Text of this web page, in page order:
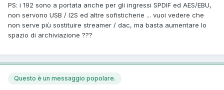
PS: i 192 sono a portata anche per gli ingressi SPDIF ed AES/EBU,
non servono USB / I2S ed altre sofisticherie ... vuoi vedere che
non serve più sostituire streamer / dac, ma basta aumentare lo
spazio di archiviazione ???
Questo è un messaggio popolare.